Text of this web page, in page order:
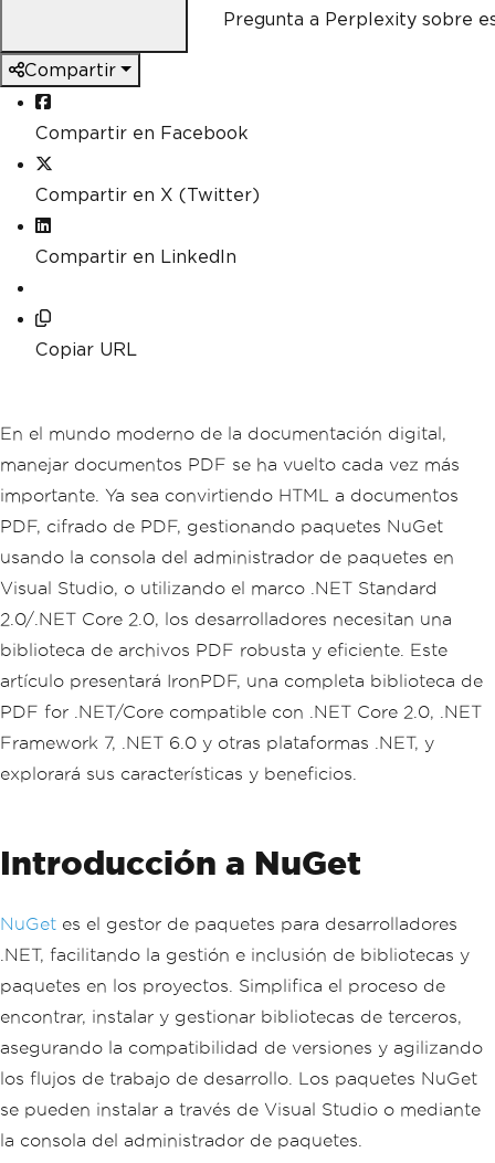
Pregunta a Perplexity sobre
Compartir
Compartir en Facebook
Compartir en X (Twitter)
Compartir en LinkedIn
Copiar URL
En el mundo moderno de la documentación digital,
manejar documentos PDF se ha vuelto cada vez más
importante. Ya sea convirtiendo HTML a documentos
PDF, cifrado de PDF, gestionando paquetes NuGet
usando la consola del administrador de paquetes en
Visual Studio, o utilizando el marco .NET Standard
2.0/.NET Core 2.0, los desarrolladores necesitan una
biblioteca de archivos PDF robusta y eficiente. Este
artículo presentará IronPDF, una completa biblioteca de
PDF for .NET/Core compatible con .NET Core 2.0, .NET
Framework 7, .NET 6.0 y otras plataformas .NET, y
explorará sus características y beneficios.
Introducción a NuGet
NuGet es el gestor de paquetes para desarrolladores
.NET, facilitando la gestión e inclusión de bibliotecas y
paquetes en los proyectos. Simplifica el proceso de
encontrar, instalar y gestionar bibliotecas de terceros,
asegurando la compatibilidad de versiones y agilizando
los flujos de trabajo de desarrollo. Los paquetes NuGet
se pueden instalar a través de Visual Studio o mediante
la consola del administrador de paquetes.